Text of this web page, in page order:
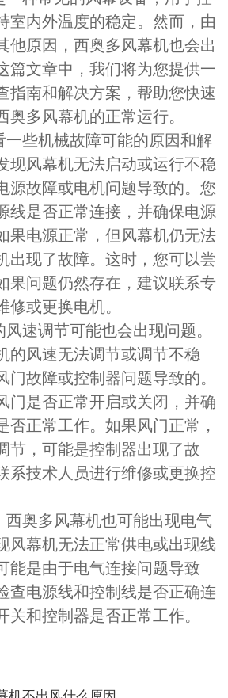
室内外温度的稳定。然而，由
他原因，西奥多风幕机也会出
篇文章中，我们将为您提供一
指南和解决方案，帮助您快速
奥多风幕机的正常运行。
些机械故障可能的原因和解
现风幕机无法启动或运行不稳
源故障或电机问题导致的。您
线是否正常连接，并确保电源
果电源正常，但风幕机仍无法
出现了故障。这时，您可以尝
果问题仍然存在，建议联系专
修或更换电机。
速调节可能也会出现问题。
的风速无法调节或调节不稳
门故障或控制器问题导致的。
门是否正常开启或关闭，并确
否正常工作。如果风门正常，
节，可能是控制器出现了故
系技术人员进行维修或更换控
奥多风幕机也可能出现电气
风幕机无法正常供电或出现线
能是由于电气连接问题导致
查电源线和控制线是否正确连
关和控制器是否正常工作。